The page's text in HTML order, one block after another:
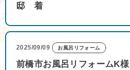
邸 着
2025/09/09 お風呂リフォーム
前橋市お風呂リフォームK様